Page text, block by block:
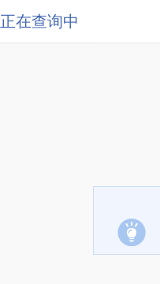
正在查询中